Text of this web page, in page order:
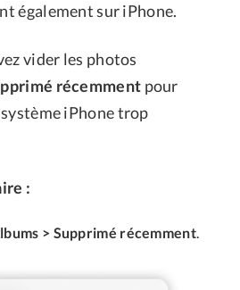
également sur iPhone.
vider les photos
récemment pour
iPhone trop
:
> Supprimé récemment.